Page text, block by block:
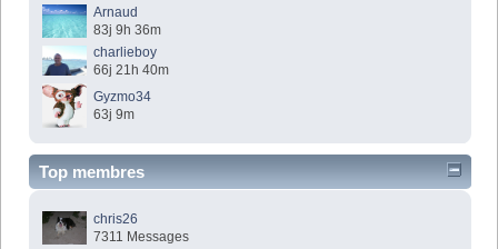
Arnaud
83j 9h 36m
charlieboy
66j 21h 40m
Gyzmo34
63j 9m
Top membres
chris26
7311 Messages